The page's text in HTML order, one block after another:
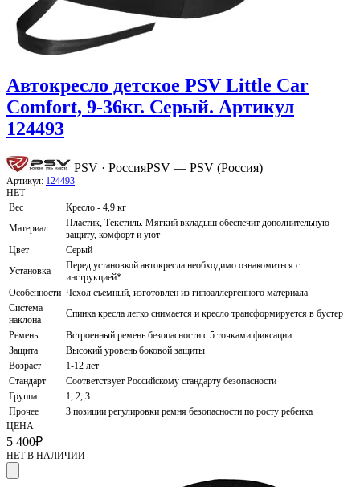
Автокресло детское PSV Little Car
Comfort, 9-36кг. Серый. Артикул
124493
PSV · РоссияPSV — PSV (Россия)
Артикул: 124493
НЕТ
Вес
Кресло - 4,9 кг
Материал
Пластик, Текстиль. Мягкий вкладыш обеспечит дополнительную
защиту, комфорт и уют
Цвет
Серый
Установка
Перед установкой автокресла необходимо ознакомиться с
инструкцией*
Особенности Чехол съемный, изготовлен из гипоаллергенного материала
Система
наклона
Спинка кресла легко снимается и кресло трансформируется в бустер
Ремень
Встроенный ремень безопасности с 5 точками фиксации
Защита
Высокий уровень боковой защиты
Возраст
1-12 лет
Стандарт
Соответствует Российскому стандарту безопасности
Группа
1, 2, 3
Прочее
3 позиции регулировки ремня безопасности по росту ребенка
ЦЕНА
5 400₽
НЕТ В НАЛИЧИИ